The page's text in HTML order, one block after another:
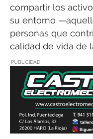
compartir los
su entorno
personas que
calidad de vida de
PUBLICIDAD